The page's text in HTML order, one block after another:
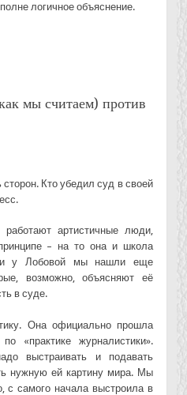
логичное объяснение.
мы считаем) против
Кто убедил суд в своей
артистичные люди,
– на то она и школа
у Лобовой мы нашли еще
возможно, объясняют её
в суде.
Она официально прошла
«практике журналистики».
выстраивать и подавать
нужную ей картину мира. Мы
с самого начала выстроила в